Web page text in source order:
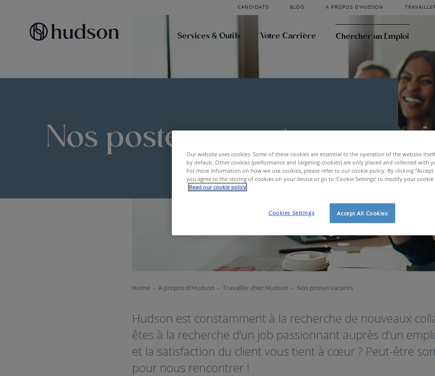
CANDIDATS BLOG A PROPOS D'HUDSON
Services & Outils Votre Carrière Chercher un Emploi
Nos postes vacants
Home A propos d'Hudson Travailler chez Hudson Nos postes vacants
Hudson est constamment à la recherche de nouveaux
êtes à la recherche d’un job passionnant auprès d’un
et la satisfaction du client vous tient à cœur ? Peut-être
pour nous rencontrer !
Our website uses cookies. Some of these cookies are essential to the operation of the website
by default. Other cookies (performance and targeting cookies) are only placed and collected with
For more information on how we use cookies, please refer to our cookie policy. By clicking “Accept
you agree to the storing of cookies on your device or go to ‘Cookie Settings’ to modify your cookie
Read our cookie policy
Accept All Cookies
Cookies Settings